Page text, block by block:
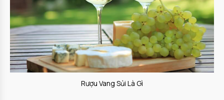
Rượu Vang Sủi Là Gì